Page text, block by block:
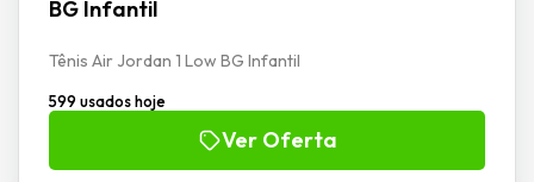
BG Infantil
Tênis Air Jordan 1 Low BG Infantil
599 usados hoje
Ver Oferta